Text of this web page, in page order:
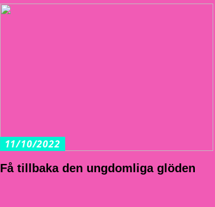
11/10/2022
Få tillbaka den ungdomliga glöden